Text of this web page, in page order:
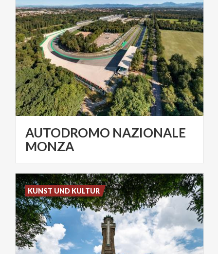
AUTODROMO NAZIONALE
MONZA
KUNST UND KULTUR